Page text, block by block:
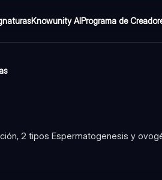
Knowunity AIPrograma de
2 tipos Espermatogenesis y